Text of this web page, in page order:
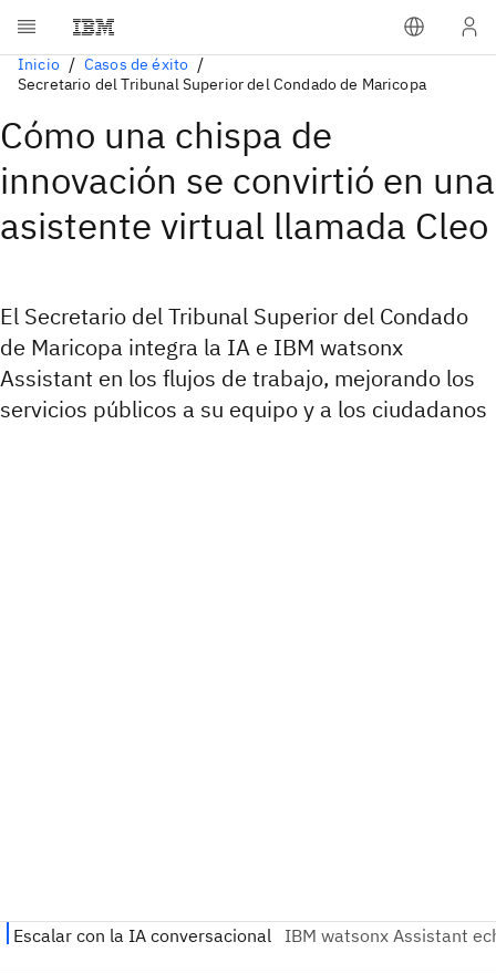
Inicio
Casos de éxito
Secretario del Tribunal Superior del Condado de Maricopa
Cómo una chispa de
innovación se convirtió en una
asistente virtual llamada Cleo
El Secretario del Tribunal Superior del Condado
de Maricopa integra la IA e IBM watsonx
Assistant en los flujos de trabajo, mejorando los
servicios públicos a su equipo y a los ciudadanos